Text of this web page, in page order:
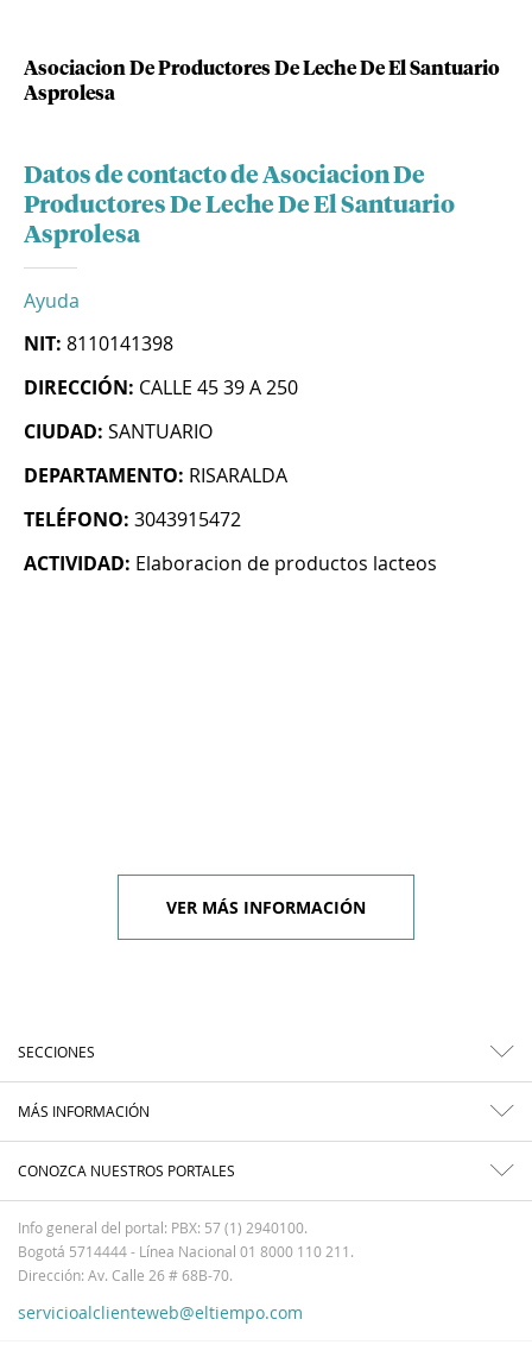
Asociacion De Productores De Leche De El Santuario
Asprolesa
Datos de contacto de Asociacion De
Productores De Leche De El Santuario
Asprolesa
Ayuda
NIT: 8110141398
DIRECCIÓN: CALLE 45 39 A 250
CIUDAD: SANTUARIO
DEPARTAMENTO: RISARALDA
TELÉFONO: 3043915472
ACTIVIDAD: Elaboracion de productos lacteos
VER MÁS INFORMACIÓN
SECCIONES
MÁS INFORMACIÓN
CONOZCA NUESTROS PORTALES
Info general del portal: PBX: 57 (1) 2940100.
Bogotá 5714444 - Línea Nacional 01 8000 110 211.
Dirección: Av. Calle 26 # 68B-70.
servicioalclienteweb@eltiempo.com